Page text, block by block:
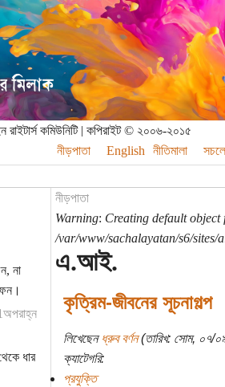
কমিউনিটি | কপিরাইট © ২০০৬-২০১৫
নীড়পাতা
English নীতিমালা
না
ধার
নীড়পাতা
Warning: Creating default object
/var/www/sachalayatan/s6/sites/
এ.আই.
কৃত্রিম-জীবনের সূচনাগল্প
লিখেছেনধ্রুব বর্ণন(তারিখ: সোম, ০৭/
ক্যাটেগরি:
প্রযুক্তি